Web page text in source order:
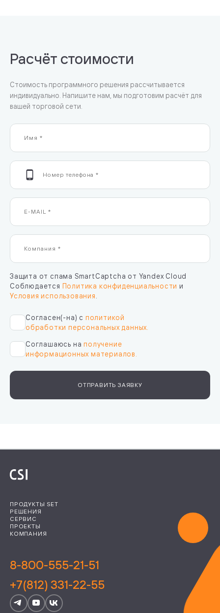
Расчёт стоимости
Стоимость программного решения рассчитывается
индивидуально. Напишите нам, мы подготовим расчёт для
вашей торговой сети.
Защита от спама SmartCaptcha от Yandex Cloud
Соблюдается Политика конфиденциальности и
Условия использования
Согласен(-на) с политикой
обработки персональных данных.
Соглашаюсь наполучение
информационных материалов.
ОТПРАВИТЬ ЗАЯВКУ
ПРОДУКТЫ SET
РЕШЕНИЯ
СЕРВИС
ПРОЕКТЫ
КОМПАНИЯ
8-800-555-21-51
+7(812) 331-22-55